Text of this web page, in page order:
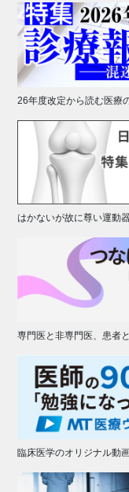
26年度改定から読む医療
はかないが故に尊い運動
専門医と非専門医、患者
臨床医学のオリジナル動